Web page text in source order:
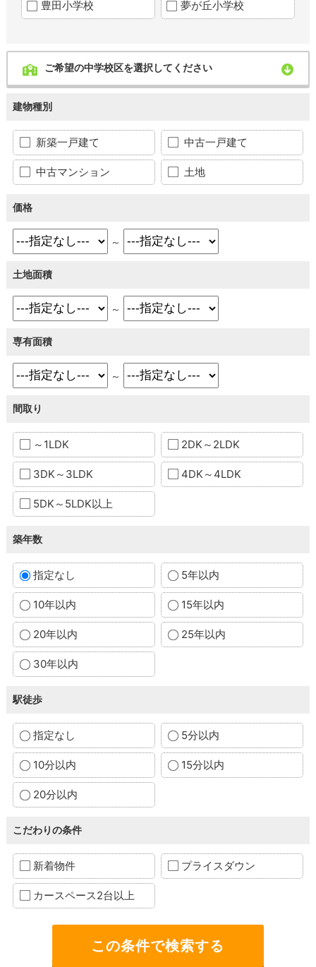
豊田小学校 夢が丘小学校
ご希望の中学校区を選択してください
建物種別
新築一戸建て 中古一戸建て
中古マンション 土地
価格
～
土地面積
～
専有面積
～
間取り
～1LDK 2DK～2LDK
3DK～3LDK 4DK～4LDK
5DK～5LDK以上
築年数
指定なし 5年以内
10年以内 15年以内
20年以内 25年以内
30年以内
駅徒歩
指定なし 5分以内
10分以内 15分以内
20分以内
こだわりの条件
新着物件 プライスダウン
カースペース2台以上